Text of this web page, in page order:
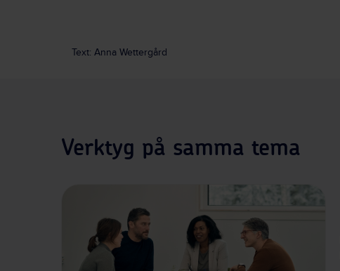
Text: Anna Wettergård
Verktyg på samma tema